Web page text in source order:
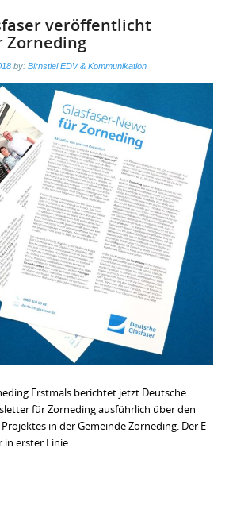
veröffentlicht
Zorneding
by: Birnstiel EDV & Kommunikation
Erstmals berichtet jetzt Deutsche
für Zorneding ausführlich über den
in der Gemeinde Zorneding. Der E-
in erster Linie